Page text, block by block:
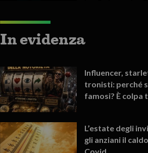
In evidenza
Influencer,
tronisti: perché
famosi? È colpa
L’estate degli
gli anziani il